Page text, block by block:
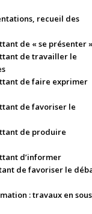
recueil des
de « se présenter
de travailler le
de faire exprimer
de favoriser le
de produire
d’informer
de favoriser le
: travaux en